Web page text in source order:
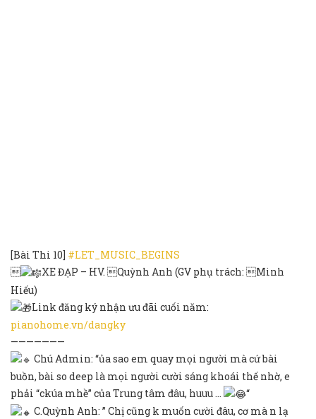
[Bài Thi 10] #LET_MUSIC_BEGINS
️
XE ĐẠP – HV. Quỳnh Anh (GV phụ trách: Minh
Hiếu)
Link đăng ký nhận ưu đãi cuối năm:
pianohome.vn/dangky
———————
Chú Admin: “ủa sao em quay mọi người mà cứ bài
buồn, bài so deep là mọi người cười sáng khoái thế nhờ, e
phải “ckúa mhề” của Trung tâm đâu, huuu …
“
C.Quỳnh Anh: ” Chị cũng k muốn cười đâu, cơ mà n lạ